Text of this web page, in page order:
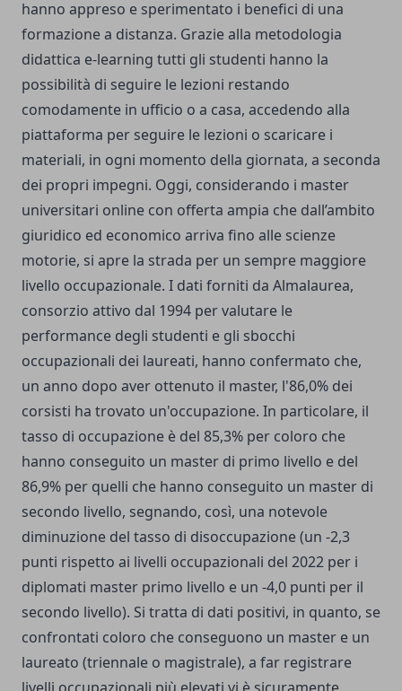
hanno appreso e sperimentato i benefici di una
formazione a distanza. Grazie alla metodologia
didattica e-learning tutti gli studenti hanno la
possibilità di seguire le lezioni restando
comodamente in ufficio o a casa, accedendo alla
piattaforma per seguire le lezioni o scaricare i
materiali, in ogni momento della giornata, a seconda
dei propri impegni. Oggi, considerando i master
universitari online con offerta ampia che dall’ambito
giuridico ed economico arriva fino alle scienze
motorie, si apre la strada per un sempre maggiore
livello occupazionale. I dati forniti da Almalaurea,
consorzio attivo dal 1994 per valutare le
performance degli studenti e gli sbocchi
occupazionali dei laureati, hanno confermato che,
un anno dopo aver ottenuto il master, l'86,0% dei
corsisti ha trovato un'occupazione. In particolare, il
tasso di occupazione è del 85,3% per coloro che
hanno conseguito un master di primo livello e del
86,9% per quelli che hanno conseguito un master di
secondo livello, segnando, così, una notevole
diminuzione del tasso di disoccupazione (un -2,3
punti rispetto ai livelli occupazionali del 2022 per i
diplomati master primo livello e un -4,0 punti per il
secondo livello). Si tratta di dati positivi, in quanto, se
confrontati coloro che conseguono un master e un
laureato (triennale o magistrale), a far registrare